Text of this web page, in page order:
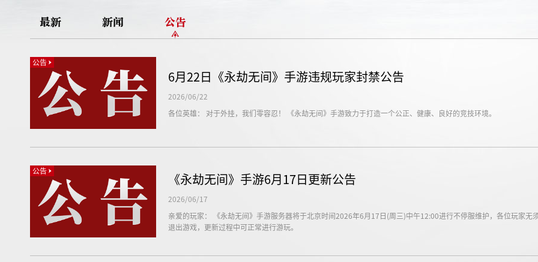
最新 新闻 公告
公告
6月22日《永劫无间》手游违规玩家封禁公告
2026/06/22
各位英雄： 对于外挂，我们零容忍！ 《永劫无间》手游致力于打造一个公正、健康、良好的竞技环境。
公告 《永劫无间》手游6月17日更新公告
2026/06/17
亲爱的玩家： 《永劫无间》手游服务器将于北京时间2026年6月17日(周三)中午12:00进行不停服维护，各位玩家无
退出游戏，更新过程中可正常进行游玩。